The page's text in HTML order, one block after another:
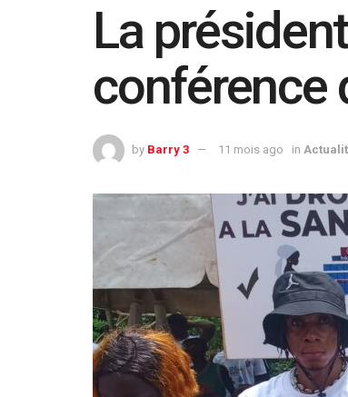
La
conférence
by Barry 3 11 mois ago in